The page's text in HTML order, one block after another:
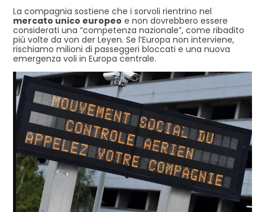
La compagnia sostiene che i sorvoli rientrino nel
mercato unico europeo e non dovrebbero essere
considerati una “competenza nazionale”, come ribadito
più volte da von der Leyen. Se l’Europa non interviene,
rischiamo milioni di passeggeri bloccati e una nuova
emergenza voli in Europa centrale.